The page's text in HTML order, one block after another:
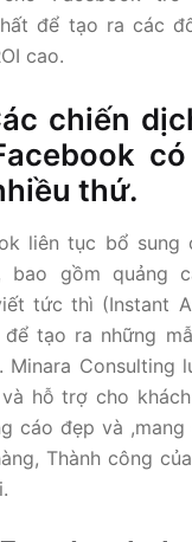
để tạo ra các
cao.
chiến
thứ.
liên tục bổ
bao gồm quảng
tức thì (Instant
tạo ra những
Minara Consulting
hỗ trợ cho
cáo đẹp và ,mang
Thành công